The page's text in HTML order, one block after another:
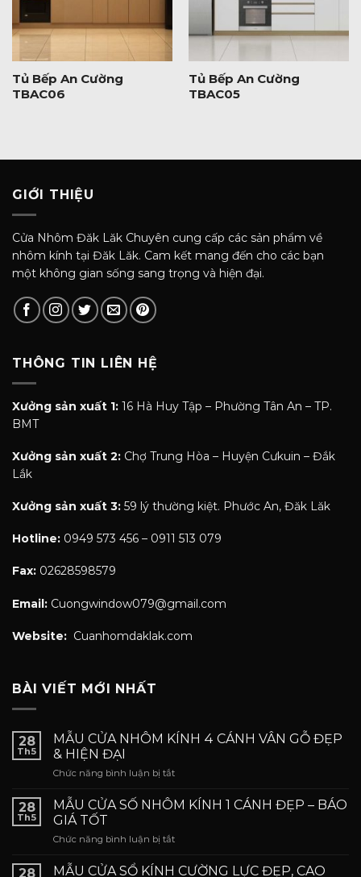
Tủ Bếp An Cường
TBAC06
Tủ Bếp An Cường
TBAC05
GIỚI THIỆU
Cửa Nhôm Đăk Lăk Chuyên cung cấp các sản phẩm về
nhôm kính tại Đăk Lăk. Cam kết mang đến cho các bạn
một không gian sống sang trọng và hiện đại.
THÔNG TIN LIÊN HỆ
Xưởng sản xuất 1: 16 Hà Huy Tập – Phường Tân An – TP.
BMT
Xưởng sản xuất 2: Chợ Trung Hòa – Huyện Cưkuin – Đắk
Lắk
Xưởng sản xuất 3: 59 lý thường kiệt. Phước An, Đăk Lăk
Hotline: 0949 573 456 – 0911 513 079
Fax: 02628598579
Email: Cuongwindow079@gmail.com
Website: Cuanhomdaklak.com
BÀI VIẾT MỚI NHẤT
28
Th5
MẪU CỬA NHÔM KÍNH 4 CÁNH VÂN GỖ ĐẸP
& HIỆN ĐẠI
Chức năng bình luận bị tắtở
CỬA
NHÔM
4
VÂN
28
Th5
MẪU CỬA SỐ NHÔM KÍNH 1 CÁNH ĐẸP – BÁO
GIÁ TỐT
Chức năng bình luận bị tắtở
CỬA
28 MẪU CỬA SỔ KÍNH CƯỜNG LỰC ĐẸP, CAO